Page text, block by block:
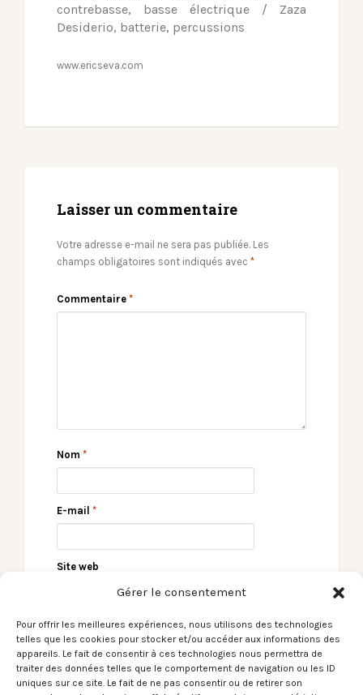
Gérer le consentement
Pour offrir les meilleures expériences, nous utilisons des technologies
telles que les cookies pour stocker et/ou accéder aux informations des
appareils. Le fait de consentir à ces technologies nous permettra de
traiter des données telles que le comportement de navigation ou les ID
uniques sur ce site. Le fait de ne pas consentir ou de retirer son
contrebasse, basse électrique / Zaza
Desiderio, batterie, percussions
www.ericseva.com
Laisser un commentaire
Votre adresse e-mail ne sera pas publiée. Les
champs obligatoires sont indiqués avec *
Commentaire *
Nom *
E-mail *
Site web